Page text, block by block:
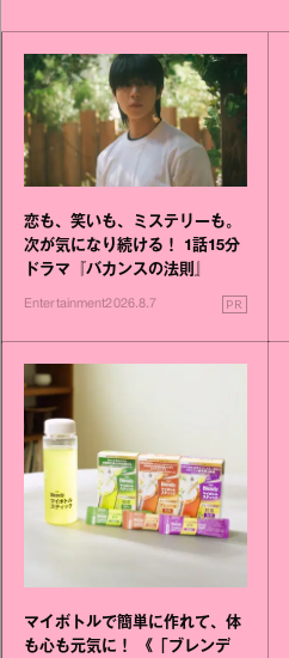
恋も、笑いも、ミステリーも。
次が気になり続ける！ 1話15分
ドラマ『バカンスの法則』
Entertainment2026.8.7 PR
マイボトルで簡単に作れて、体
も心も元気に！ 《「ブレンデ